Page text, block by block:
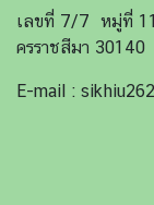
เลขที่ 7/7 หมู่ที่
ครราชสีมา
E-mail :